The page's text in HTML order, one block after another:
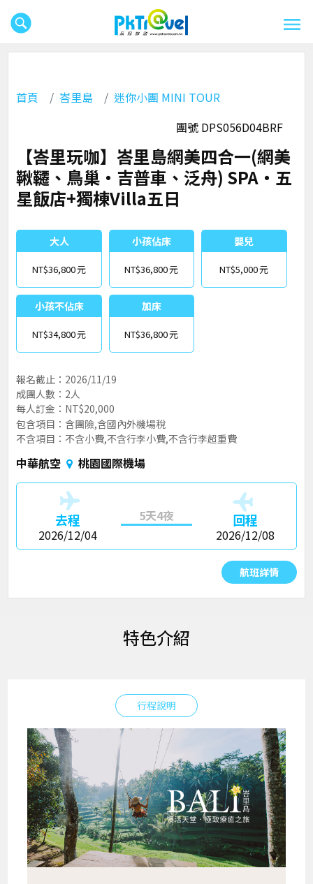
首頁 峇里島
迷你小團 MINI TOUR
團號 DPS056D04BRF
【峇里玩咖】峇里島網美四合一(網美
鞦韆、鳥巢‧吉普車、泛舟) SPA‧五
星飯店+獨棟Villa五日
大人
NT$36,800
小孩佔床
NT$36,800
嬰兒
NT$5,000
小孩不佔床
NT$34,800
加床
NT$36,800
報名截止：2026/11/19
成團人數：2人
每人訂金：NT$20,000
包含項目：含團險,含國內外機場稅
不含項目：不含小費,不含行李小費,不含行李超重費
中華航空 桃園國際機場
去程
2026/12/04
5天4夜 回程
2026/12/08
航班詳情
特色介紹
行程說明